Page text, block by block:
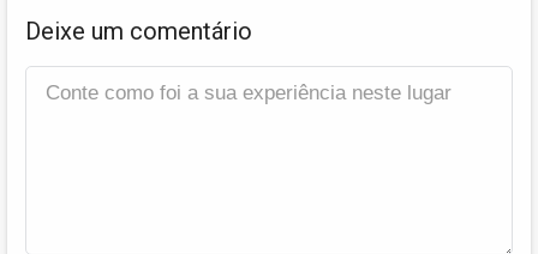
Deixe um comentário